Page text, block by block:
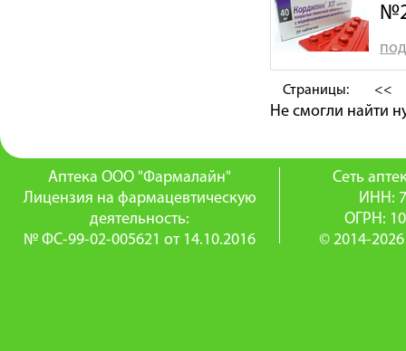
Страницы: <<
Не смогли найти
Аптека ООО "Фармалайн"
Лицензия на фармацевтическую
деятельность:
№ ФС-99-02-005621 от 14.10.2016
Сеть
ИНН:
ОГРН:
© 2014-